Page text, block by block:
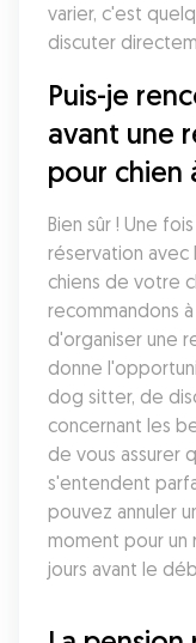
varier, c'est
discuter
Puis-je
avant une
pour chien
Bien sûr ! Une
réservation
chiens de votre
recommandons
d'organiser une
donne
dog sitter, de
concernant les
de vous assurer
s'entendent
pouvez annuler
moment pour un
jours avant le